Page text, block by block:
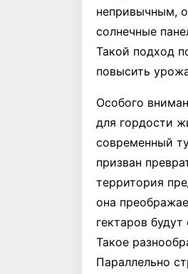
непривычным,
солнечные
Такой подход
повысить
Особого
для гордости
современный
призван
территория
она
гектаров
Такое
Параллельно